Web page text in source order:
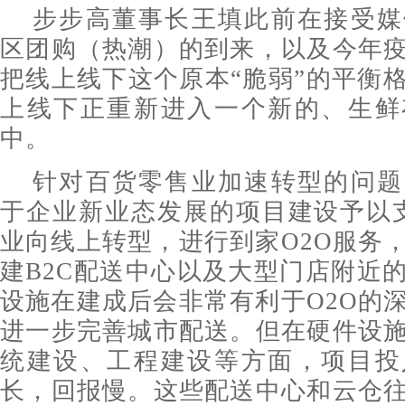
步步高董事长王填此前在接受
区团购（热潮）的到来，以及今年
把线上线下这个原本“脆弱”的平衡
上线下正重新进入一个新的、生
中。
针对百货零售业加速转型的问
于企业新业态发展的项目建设予以
业向线上转型，进行到家O2O服务
建B2C配送中心以及大型门店附近
设施在建成后会非常有利于O2O的
进一步完善城市配送。但在硬件设
统建设、工程建设等方面，项目
长，回报慢。这些配送中心和云仓